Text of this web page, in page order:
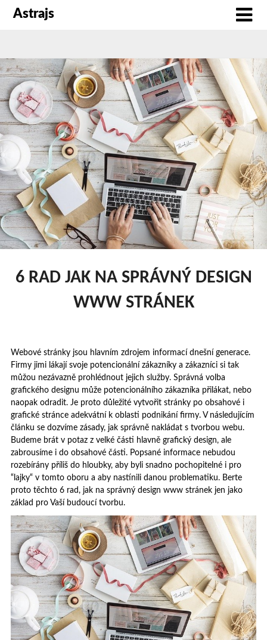
Astrajs
6 RAD JAK NA SPRÁVNÝ DESIGN
WWW STRÁNEK
Webové stránky jsou hlavním zdrojem informací dnešní generace.
Firmy jimi lákají svoje potencionální zákazníky a zákazníci si tak
můžou nezávazně prohlédnout jejich služby. Správná volba
grafického designu může potencionálního zákazníka přilákat, nebo
naopak odradit. Je proto důležité vytvořit stránky po obsahové i
grafické stránce adekvátní k oblasti podnikání firmy. V následujícím
článku se dozvíme zásady, jak správně nakládat s tvorbou webu.
Budeme brát v potaz z velké části hlavně grafický design, ale
zabrousíme i do obsahové části. Popsané informace nebudou
rozebírány příliš do hloubky, aby byli snadno pochopitelné i pro
“lajky“ v tomto oboru a aby nastínili danou problematiku. Berte
proto těchto 6 rad, jak na správný design www stránek jen jako
základ pro Vaší budoucí tvorbu.